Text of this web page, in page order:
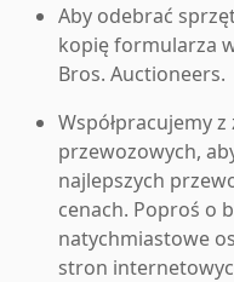
Aby odebrać
kopię formularza
Bros. Auctioneers.
Współpracujemy
przewozowych,
najlepszych
cenach. Poproś o
natychmiastowe
stron